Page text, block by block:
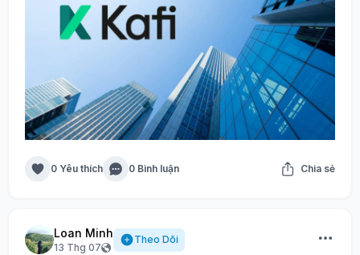
0 Yêu thích 0 Bình luận Chia sẻ
Loan Minh
13 Thg 07
Theo Dõi